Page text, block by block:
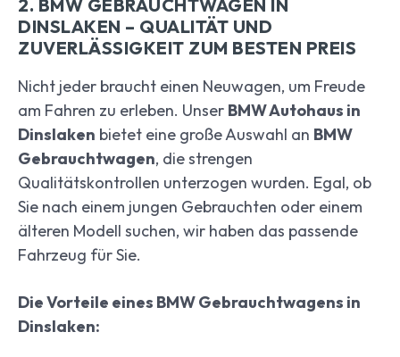
2. BMW GEBRAUCHTWAGEN IN
DINSLAKEN – QUALITÄT UND
ZUVERLÄSSIGKEIT ZUM BESTEN PREIS
Nicht jeder braucht einen Neuwagen, um Freude
am Fahren zu erleben. Unser BMW Autohaus in
Dinslaken bietet eine große Auswahl an BMW
Gebrauchtwagen, die strengen
Qualitätskontrollen unterzogen wurden. Egal, ob
Sie nach einem jungen Gebrauchten oder einem
älteren Modell suchen, wir haben das passende
Fahrzeug für Sie.
Die Vorteile eines BMW Gebrauchtwagens in
Dinslaken: